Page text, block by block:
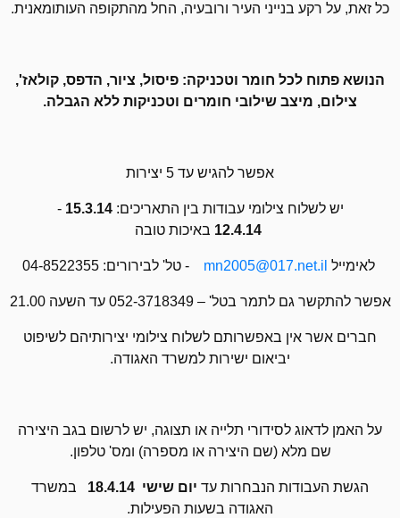
כל זאת, על רקע בנייני העיר ורובעיה, החל מהתקופה העותומאנית.
הנושא פתוח לכל חומר וטכניקה: פיסול, ציור, הדפס, קולאז',
צילום, מיצב שילובי חומרים וטכניקות ללא הגבלה.
אפשר להגיש עד 5 יצירות
יש לשלוח צילומי עבודות בין התאריכים:15.3.14
-
12.4.14 באיכות טובה
לאימייל mn2005@017.net.il - טל' לבירורים: 04-8522355
אפשר להתקשר גם לתמר בטל' – 052-3718349 עד השעה 21.00
חברים אשר אין באפשרותם לשלוח צילומי יצירותיהם לשיפוט
יביאום ישירות למשרד האגודה.
על האמן לדאוג לסידורי תלייה או תצוגה, יש לרשום בגב היצירה
שם מלא (שם היצירה או מספרה) ומס' טלפון.
הגשת העבודות הנבחרות עד יום שישי 18.4.14
במשרד
האגודה בשעות הפעילות.